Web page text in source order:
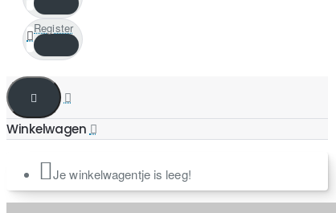
Register
Je winkelwagentje is leeg!